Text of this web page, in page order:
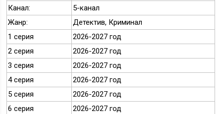
Канал:
5-канал
Жанр:
Детектив, Криминал
1 серия
2026-2027 год
2 серия
2026-2027 год
3 серия
2026-2027 год
4 серия
2026-2027 год
5 серия
2026-2027 год
6 серия
2026-2027 год